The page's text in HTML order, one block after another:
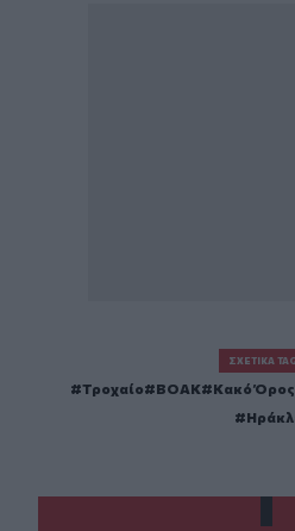
ΣΧΕΤΙΚΆ
Τροχαίο ΒΟΑΚ Κακό Όρος